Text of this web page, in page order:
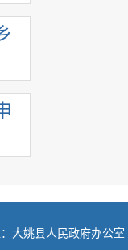
大姚县人民政府办公